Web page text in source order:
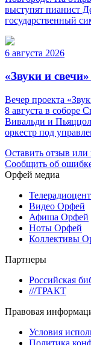
выступят пианист
государственный
6 августа 2026
«Звуки и
Вечер проекта
8 августа в соборе
Вивальди и
оркестр под
Оставить отзыв
Сообщить об
Орфей медиа
Видео Орфей
Афиша Орфей
Ноты Орфей
Коллективы
Партнеры
Российская
///ТРАКТ
Правовая
Условия
Политика